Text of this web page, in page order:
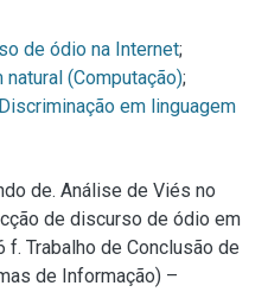
de ódio na Internet;
(Computação);
Discriminação em linguagem
de. Análise de Viés no
de discurso de ódio em
Trabalho de Conclusão de
de Informação) –